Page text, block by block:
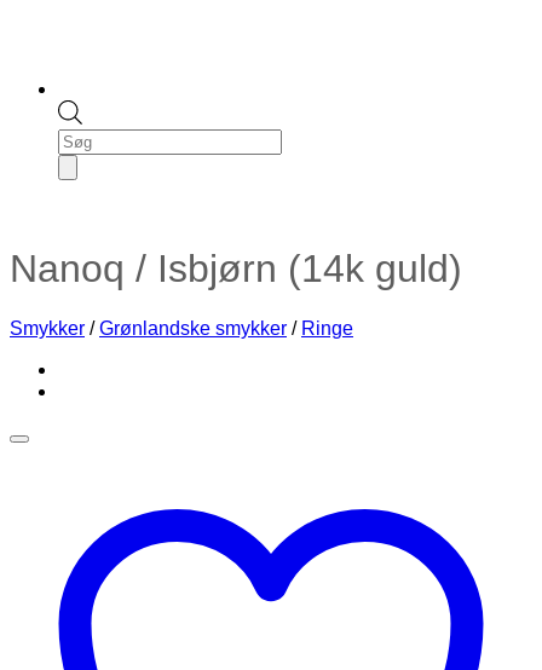
Products
search
Nanoq / Isbjørn (14k guld)
Smykker / Grønlandske smykker / Ringe